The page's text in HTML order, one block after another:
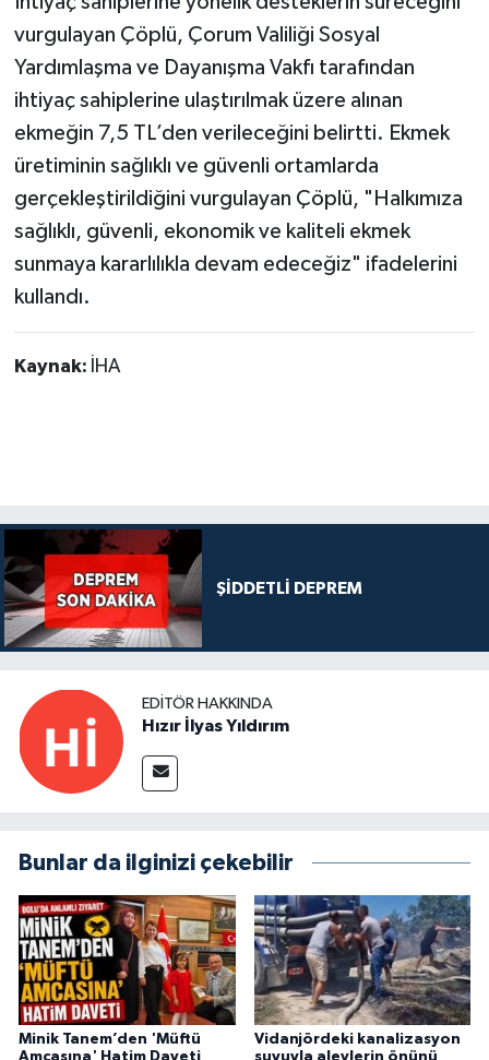
vurgulayan Çöplü, Çorum Valiliği Sosyal
Yardımlaşma ve Dayanışma Vakfı tarafından
ihtiyaç sahiplerine ulaştırılmak üzere alınan
ekmeğin 7,5 TL’den verileceğini belirtti. Ekmek
üretiminin sağlıklı ve güvenli ortamlarda
gerçekleştirildiğini vurgulayan Çöplü, "Halkımıza
sağlıklı, güvenli, ekonomik ve kaliteli ekmek
sunmaya kararlılıkla devam edeceğiz" ifadelerini
kullandı.
Kaynak: İHA
ŞİDDETLİ DEPREM
EDITÖR HAKKINDA
Hızır İlyas Yıldırım
Bunlar da ilginizi çekebilir
Minik Tanem’den 'Müftü
Amcasına' Hatim Daveti
Vidanjördeki kanalizasyon
suyuyla alevlerin önünü